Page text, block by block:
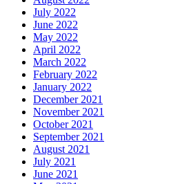
July 2022
June 2022
May 2022
April 2022
March 2022
February 2022
January 2022
December 2021
November 2021
October 2021
September 2021
August 2021
July 2021
June 2021